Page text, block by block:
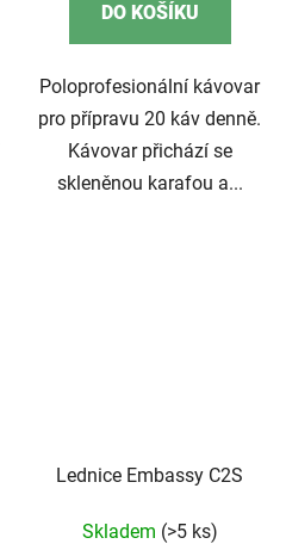
DO KOŠÍKU
Poloprofesionální kávovar
pro přípravu 20 káv denně.
Kávovar přichází se
skleněnou karafou a...
Lednice Embassy C2S
Skladem (>5 ks)